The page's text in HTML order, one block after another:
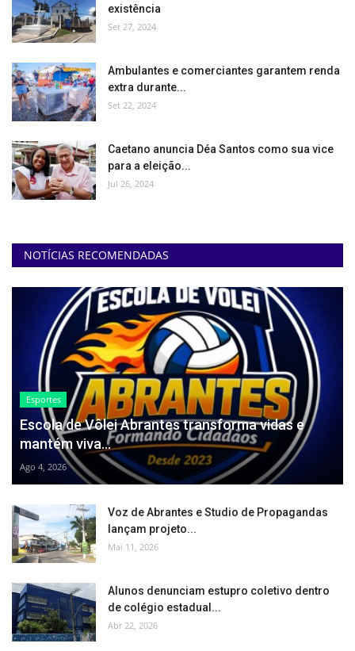
existência
Set 27, 2024
Ambulantes e comerciantes garantem renda
extra durante...
Set 22, 2024
Caetano anuncia Déa Santos como sua vice
para a eleição...
Jul 26, 2024
NOTÍCIAS RECOMENDADAS
Esportes
Escola de Vôlei Abrantes transforma vidas e
mantém viva...
Ago 4, 2026
Voz de Abrantes e Studio de Propagandas
lançam projeto...
Mai 11, 2026
Alunos denunciam estupro coletivo dentro
de colégio estadual...
Abr 22, 2026